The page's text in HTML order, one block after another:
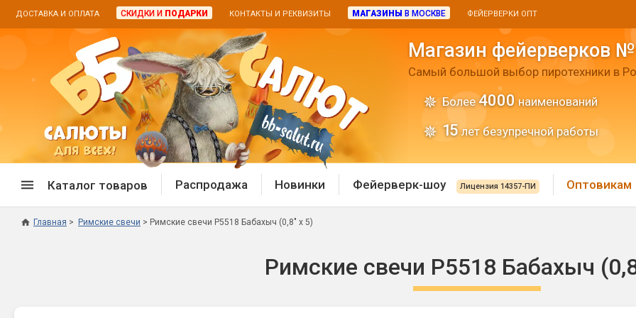
ДОСТАВКА И ОПЛАТА СКИДКИ И ПОДАРКИ КОНТАКТЫ И РЕКВИЗИТЫ МАГАЗИНЫ В МОСКВЕ ФЕЙЕРВЕРКИ ОПТ
Магазин фейерверков
Самый большой выбор пиротехники в
Более 4000 наименований
15лет безупречной работы
Каталог товаров
Дневные батареи
Хлопушки и
Распродажа Новинки Фейерверк-шоу Лицензия 14357-ПИ Оптовикам
Главная Римские свечи Римские свечи Р5518 Бабахыч (0,8" х 5)
Римские свечи Р5518 Бабахыч